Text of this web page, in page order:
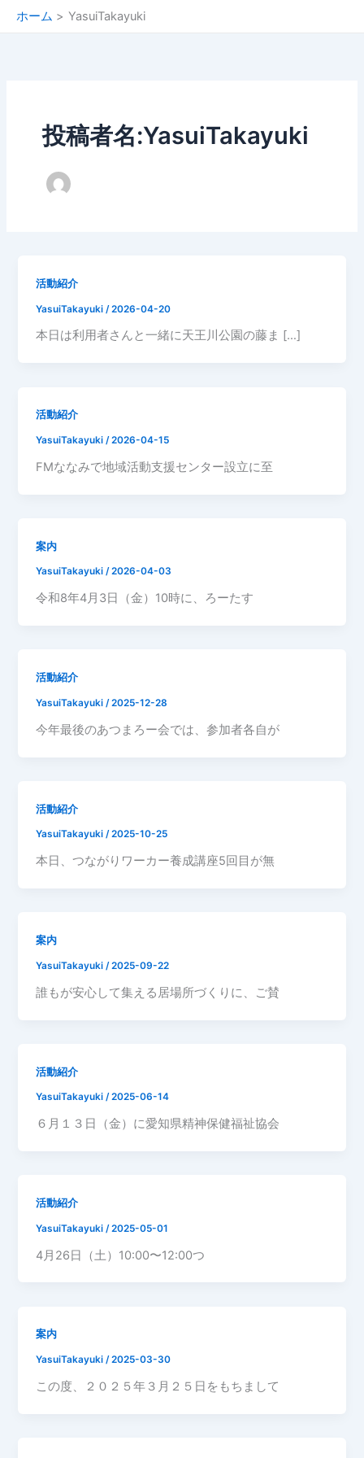
ホーム YasuiTakayuki
投稿者名:YasuiTakayuki
活動紹介
YasuiTakayuki /2026-04-20
本日は利用者さんと一緒に天王川公園の藤ま […]
活動紹介
YasuiTakayuki/2026-04-15
FMななみで地域活動支援センター設立に至
案内
YasuiTakayuki/2026-04-03
令和8年4月3日（金）10時に、ろーたす
活動紹介
YasuiTakayuki/2025-12-28
今年最後のあつまろー会では、参加者各自が
活動紹介
YasuiTakayuki/2025-10-25
本日、つながりワーカー養成講座5回目が無
案内
YasuiTakayuki /2025-09-22
誰もが安心して集える居場所づくりに、ご賛
活動紹介
YasuiTakayuki/2025-06-14
６月１３日（金）に愛知県精神保健福祉協会
活動紹介
YasuiTakayuki /2025-05-01
4月26日（土）10:00〜12:00つ
案内
YasuiTakayuki/2025-03-30
この度、２０２５年３月２５日をもちまして